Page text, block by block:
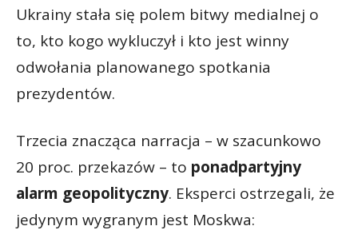
Ukrainy stała się polem bitwy medialnej o
to, kto kogo wykluczył i kto jest winny
odwołania planowanego spotkania
prezydentów.
Trzecia znacząca narracja – w szacunkowo
20 proc. przekazów – to ponadpartyjny
alarm geopolityczny. Eksperci ostrzegali, że
jedynym wygranym jest Moskwa: